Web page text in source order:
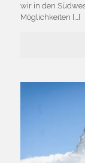
wir in den
Möglichkeiten […]